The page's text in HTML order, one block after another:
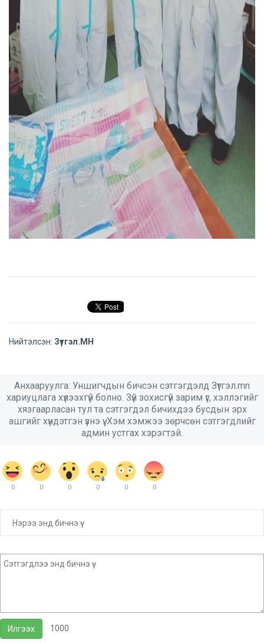
Нийтэлсэн: Зүтгэл.МН
Анхааруулга: Уншигчдын бичсэн сэтгэгдэлд Зүтгэл.mn
хариуцлага хүлээхгүй болно. Зүй зохисгүй зарим үг, хэллэгийг
хязгаарласан тул та сэтгэгдэл бичихдээ бусдын эрх
ашгийг хүндэтгэн үзнэ үү. Хэм хэмжээ зөрчсөн сэтгэгдлийг
админ устгах хэрэгтэй.
0 0 0 0 0 0
Илгээх 1000